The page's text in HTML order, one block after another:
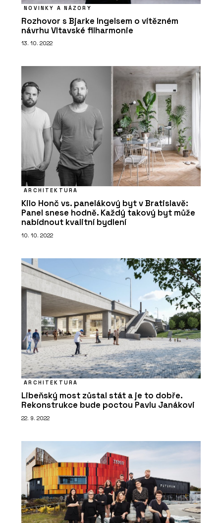
NOVINKY A NÁZORY
Rozhovor s Bjarke Ingelsem o vítězném
návrhu Vltavské filharmonie
13. 10. 2022
ARCHITEKTURA
Kilo Honč vs. panelákový byt v Bratislavě:
Panel snese hodně. Každý takový byt může
nabídnout kvalitní bydlení
10. 10. 2022
ARCHITEKTURA
Libeňský most zůstal stát a je to dobře.
Rekonstrukce bude poctou Pavlu Janákovi
22. 9. 2022